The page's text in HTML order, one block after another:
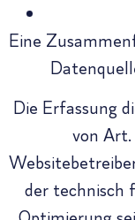
Eine
Die Erfassung
von Art.
der technisch